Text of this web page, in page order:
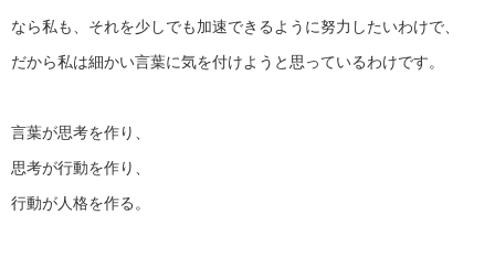
なら私も、それを少しでも加速できるように努力したいわけで、
だから私は細かい言葉に気を付けようと思っているわけです。
言葉が思考を作り、
思考が行動を作り、
行動が人格を作る。